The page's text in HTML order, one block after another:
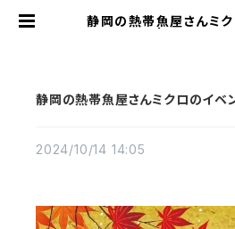
静岡の熱帯魚屋さんミク
静岡の熱帯魚屋さんミクロのイベ
2024/10/14 14:05